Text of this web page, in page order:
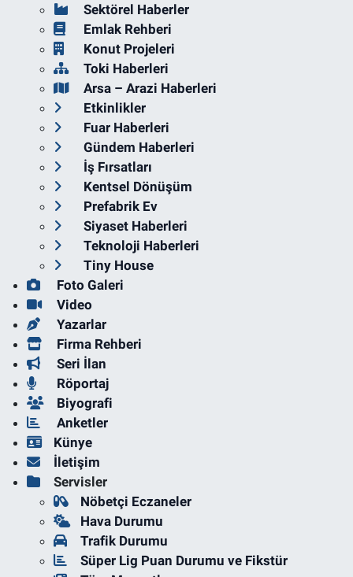
Sektörel Haberler
Emlak Rehberi
Konut Projeleri
Toki Haberleri
Arsa – Arazi Haberleri
Etkinlikler
Fuar Haberleri
Gündem Haberleri
İş Fırsatları
Kentsel Dönüşüm
Prefabrik Ev
Siyaset Haberleri
Teknoloji Haberleri
Tiny House
Foto Galeri
Video
Yazarlar
Firma Rehberi
Seri İlan
Röportaj
Biyografi
Anketler
Künye
İletişim
Servisler
Nöbetçi Eczaneler
Hava Durumu
Trafik Durumu
Süper Lig Puan Durumu ve Fikstür